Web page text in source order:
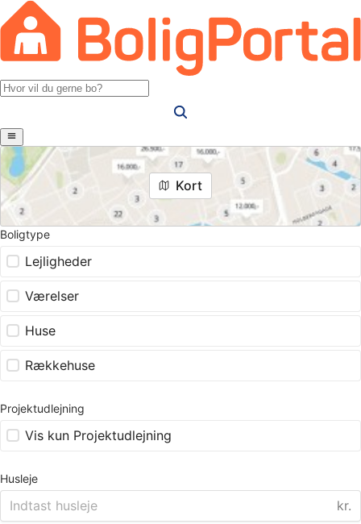
Kort
Boligtype
Lejligheder
Værelser
Huse
Rækkehuse
Projektudlejning
Vis kun Projektudlejning
Husleje
kr.